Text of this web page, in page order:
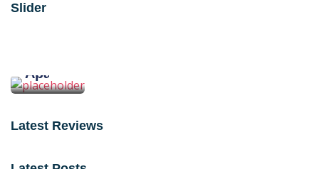
Slider
3
Apartamenty Benecko 155
Latest Reviews